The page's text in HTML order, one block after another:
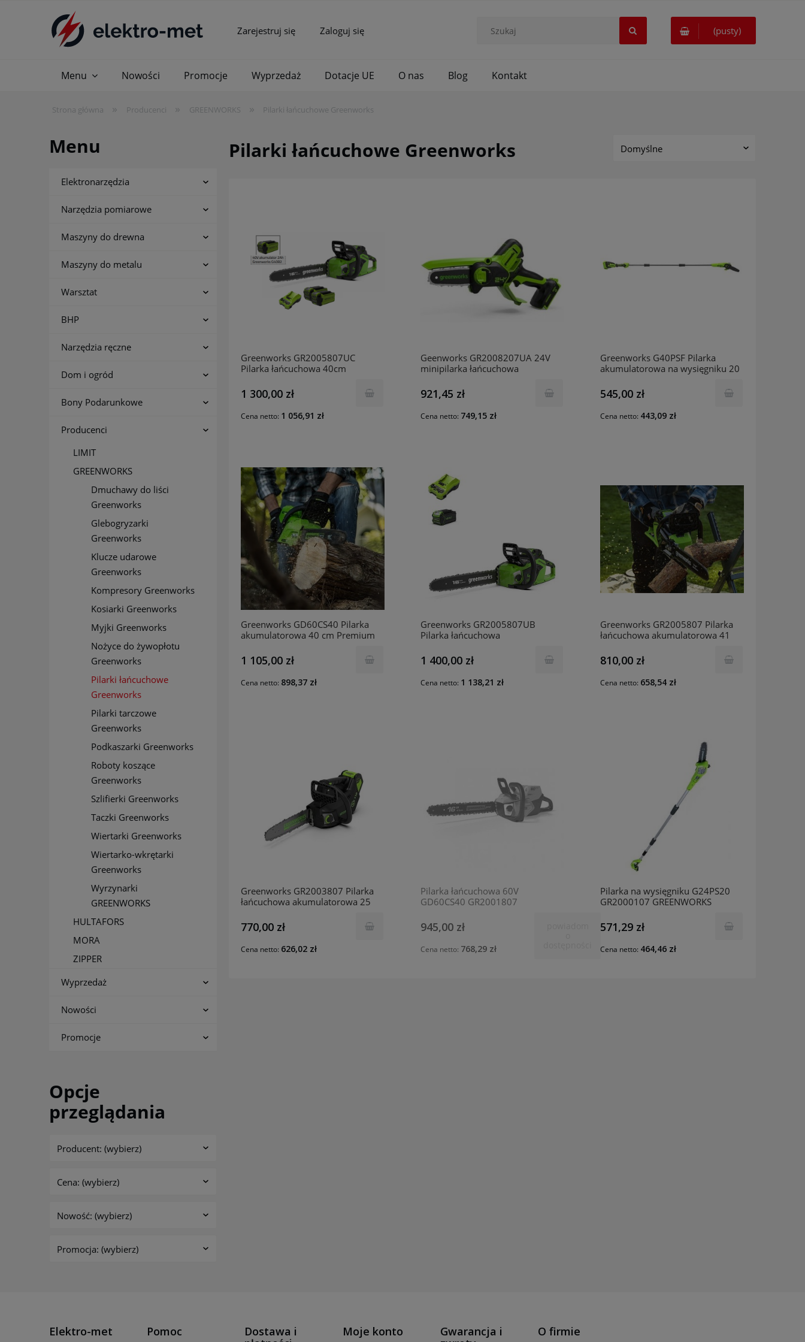
(pusty)
Zarejestruj się Zaloguj się
Menu Nowości Promocje Wyprzedaż Dotacje UE O nas Blog Kontakt
Strona główna » Producenci » GREENWORKS » Pilarki łańcuchowe Greenworks
Menu
Elektronarzędzia
Narzędzia pomiarowe
Maszyny do drewna
Maszyny do metalu
Warsztat
BHP
Narzędzia ręczne
Dom i ogród
Bony Podarunkowe
Producenci
LIMIT
GREENWORKS
Dmuchawy do liści
Greenworks
Glebogryzarki
Greenworks
Klucze udarowe
Greenworks
Kompresory Greenworks
Kosiarki Greenworks
Myjki Greenworks
Nożyce do żywopłotu
Greenworks
Pilarki łańcuchowe
Greenworks
Pilarki tarczowe
Greenworks
Podkaszarki Greenworks
Roboty koszące
Greenworks
Szlifierki Greenworks
Taczki Greenworks
Wiertarki Greenworks
Wiertarko-wkrętarki
Greenworks
Wyrzynarki
GREENWORKS
HULTAFORS
MORA
ZIPPER
Wyprzedaż
Nowości
Promocje
Opcje
przeglądania
Producent: (wybierz)
Cena: (wybierz)
Nowość: (wybierz)
Promocja: (wybierz)
Pilarki łańcuchowe Greenworks
Greenworks GR2005807UC
Pilarka łańcuchowa 40cm
+ 2x aku 2Ah + AKUMULATOR
GRATIS !!!
1 300,00 zł
Cena netto: 1 056,91 zł
Geenworks GR2008207UA 24V
minipilarka łańcuchowa
zestaw ładowarka + aku 2Ah
921,45 zł
Cena netto: 749,15 zł
Greenworks G40PSF Pilarka
akumulatorowa na wysięgniku 20
545,00 zł
Cena netto: 443,09 zł
Greenworks GD60CS40 Pilarka
akumulatorowa 40 cm Premium
1 105,00 zł
Cena netto: 898,37 zł
Greenworks GR2005807UB
Pilarka łańcuchowa
ładowarka + aku 4 Ah
GD40CS18K4
1 400,00 zł
Cena netto: 1 138,21 zł
Greenworks GR2005807 Pilarka
łańcuchowa akumulatorowa 41
810,00 zł
Cena netto: 658,54 zł
Greenworks GR2003807 Pilarka
łańcuchowa akumulatorowa 25
GD40TCS
770,00 zł
Cena netto: 626,02 zł
Pilarka łańcuchowa 60V
GD60CS40 GR2001807
945,00 zł
Cena netto: 768,29 zł
Pilarka na wysięgniku G24PS20
GR2000107 GREENWORKS
571,29 zł
Cena netto: 464,46 zł
Elektro-met Pomoc
Dostawa i
Moje konto
Gwarancja i
O firmie